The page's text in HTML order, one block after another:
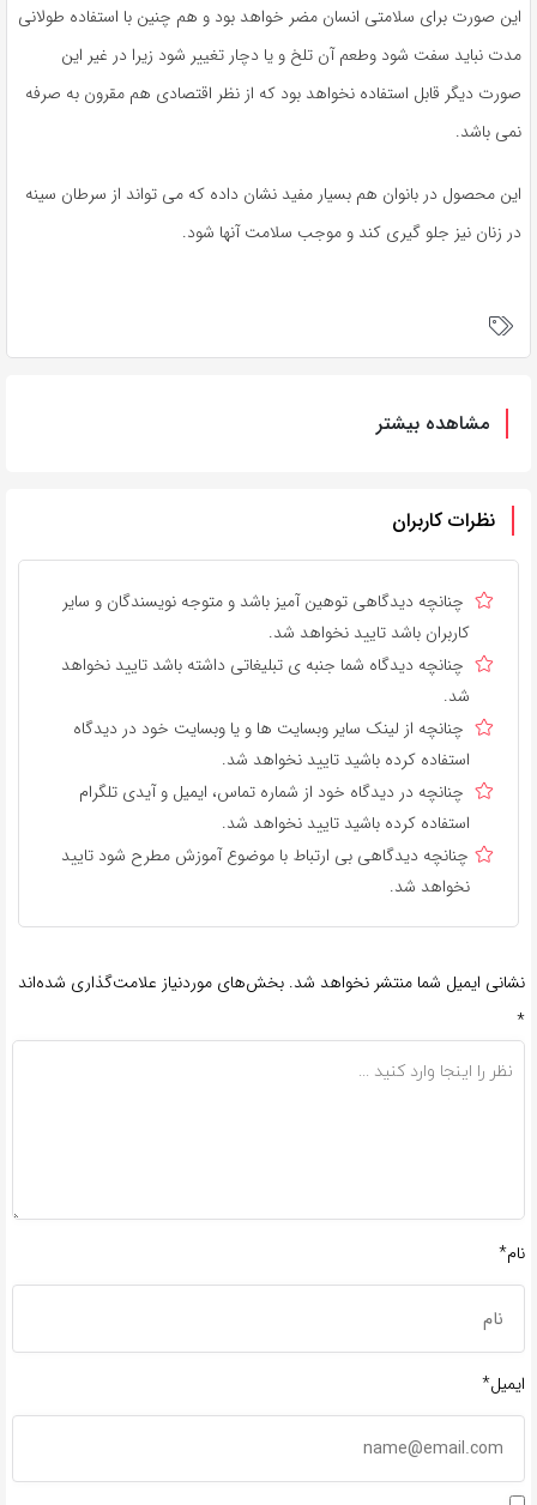
این صورت برای سلامتی انسان مضر خواهد بود و هم چنین با استفاده طولانی
مدت نباید سفت شود وطعم آن تلخ و یا دچار تغییر شود زیرا در غیر این
صورت دیگر قابل استفاده نخواهد بود که از نظر اقتصادی هم مقرون به صرفه
نمی باشد.
این محصول در بانوان هم بسیار مفید نشان داده که می تواند از سرطان سینه
در زنان نیز جلو گیری کند و موجب سلامت آنها شود.
مشاهده بیشتر
نظرات کاربران
چنانچه دیدگاهی توهین آمیز باشد و متوجه نویسندگان و سایر
کاربران باشد تایید نخواهد شد.
چنانچه دیدگاه شما جنبه ی تبلیغاتی داشته باشد تایید نخواهد
شد.
چنانچه از لینک سایر وبسایت ها و یا وبسایت خود در دیدگاه
استفاده کرده باشید تایید نخواهد شد.
چنانچه در دیدگاه خود از شماره تماس، ایمیل و آیدی تلگرام
استفاده کرده باشید تایید نخواهد شد.
چنانچه دیدگاهی بی ارتباط با موضوع آموزش مطرح شود تایید
نخواهد شد.
نشانی ایمیل شما منتشر نخواهد شد. بخش‌های موردنیاز علامت‌گذاری شده‌اند
*
نام*
ایمیل*